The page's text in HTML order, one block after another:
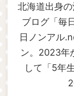
北海道出身
ブログ「毎
日ノンアル
ン。2023年
して「5年